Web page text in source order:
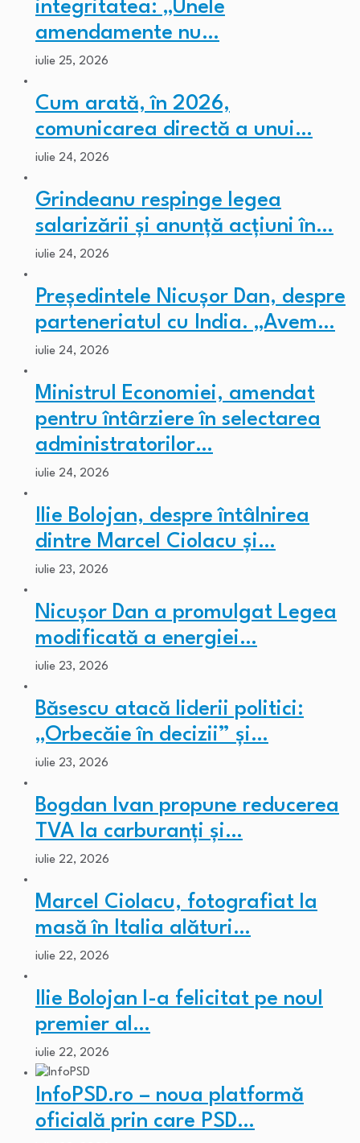
integritatea: „Unele
amendamente nu…
iulie 25, 2026
Cum arată, în 2026,
comunicarea directă a unui…
iulie 24, 2026
Grindeanu respinge legea
salarizării și anunță acțiuni în…
iulie 24, 2026
Președintele Nicușor Dan, despre
parteneriatul cu India. „Avem…
iulie 24, 2026
Ministrul Economiei, amendat
pentru întârziere în selectarea
administratorilor…
iulie 24, 2026
Ilie Bolojan, despre întâlnirea
dintre Marcel Ciolacu și…
iulie 23, 2026
Nicușor Dan a promulgat Legea
modificată a energiei…
iulie 23, 2026
Băsescu atacă liderii politici:
„Orbecăie în decizii” și…
iulie 23, 2026
Bogdan Ivan propune reducerea
TVA la carburanți și…
iulie 22, 2026
Marcel Ciolacu, fotografiat la
masă în Italia alături…
iulie 22, 2026
Ilie Bolojan l-a felicitat pe noul
premier al…
iulie 22, 2026
InfoPSD.ro – noua platformă
oficială prin care PSD…